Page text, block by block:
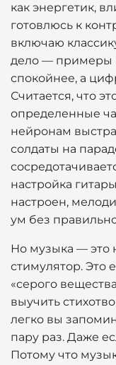
как энергетик,
готовлюсь к
включаю
дело — примеры
спокойнее, а
Считается, что
определенные
нейронам
солдаты на
настройка
настроен,
ум без
Но музыка — это
стимулятор. Это
«серого
выучить
легко вы
пару раз. Даже
Потому что